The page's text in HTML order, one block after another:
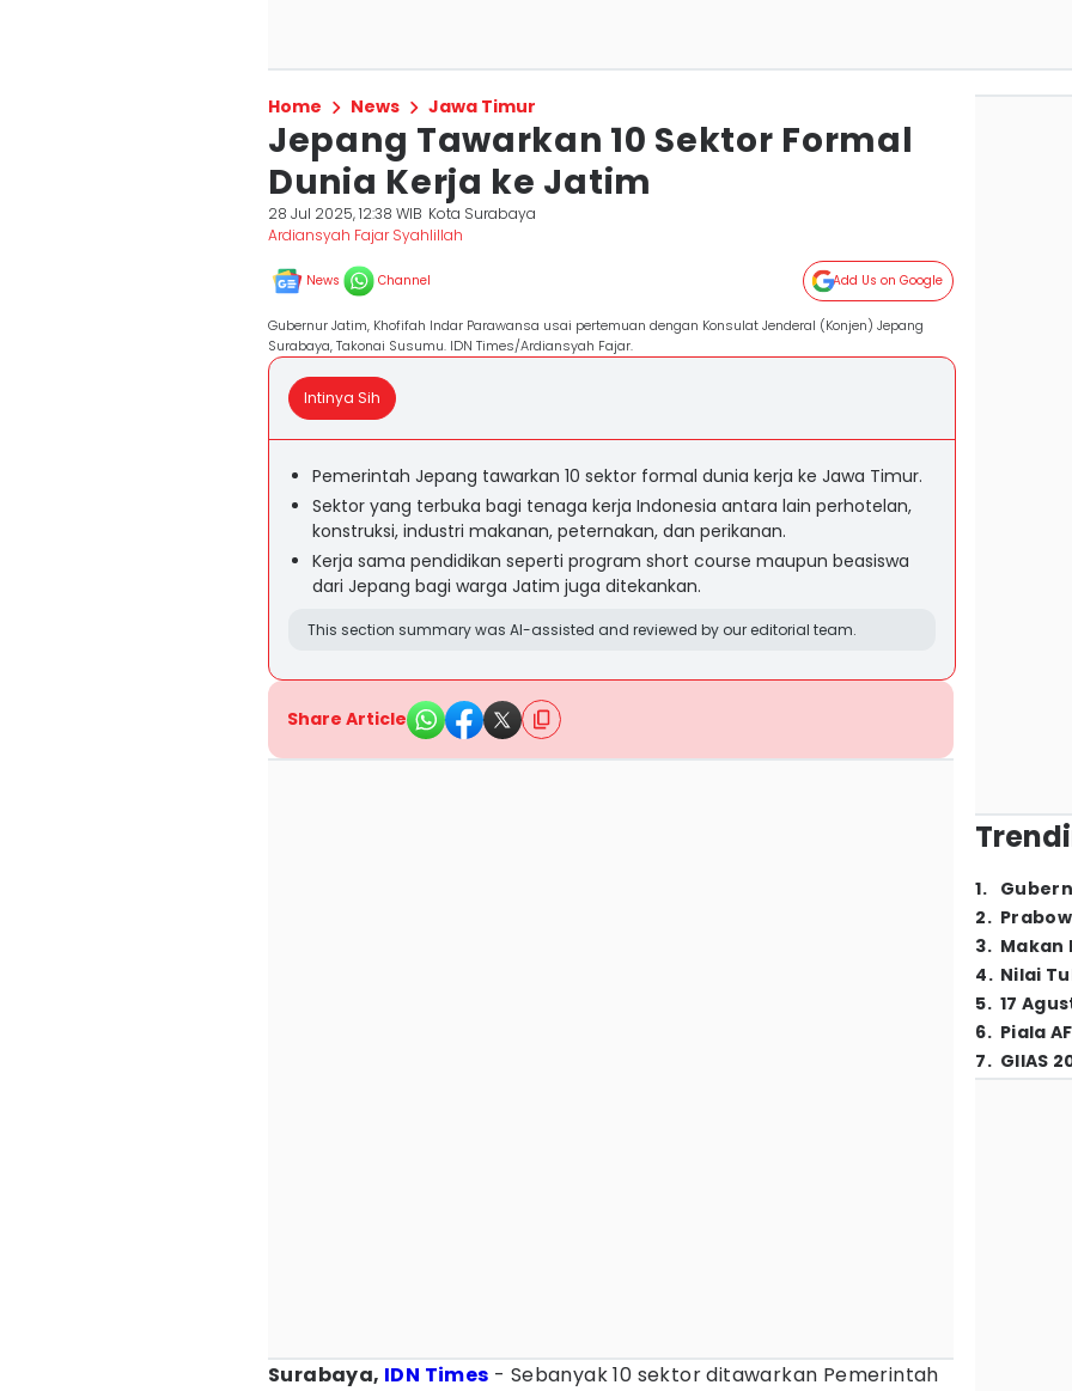
Home News Jawa Timur
Jepang Tawarkan 10 Sektor Formal
Dunia Kerja ke Jatim
28 Jul 2025, 12:38 WIB Kota Surabaya
Ardiansyah Fajar Syahlillah
News Channel Add Us on Google
Gubernur Jatim, Khofifah Indar Parawansa usai pertemuan dengan Konsulat Jenderal (Konjen) Jepang
Surabaya, Takonai Susumu. IDN Times/Ardiansyah Fajar.
Intinya Sih
Pemerintah Jepang tawarkan 10 sektor formal dunia kerja ke Jawa Timur.
Sektor yang terbuka bagi tenaga kerja Indonesia antara lain perhotelan,
konstruksi, industri makanan, peternakan, dan perikanan.
Kerja sama pendidikan seperti program short course maupun beasiswa
dari Jepang bagi warga Jatim juga ditekankan.
This section summary was AI-assisted and reviewed by our editorial team.
Share Article
Surabaya, IDN Times - Sebanyak 10 sektor ditawarkan Pemerintah
1.
2.
3. Makan
4. Nilai
5. 17
6. Piala
7. GIIAS